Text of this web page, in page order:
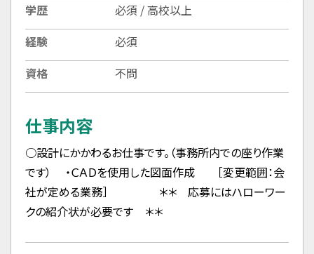
学歴
必須 / 高校以上
経験
必須
資格
不問
仕事内容
○設計にかかわるお仕事です。（事務所内での座り作業
です） ・ＣＡＤを使用した図面作成 ［変更範囲：会
社が定める業務］ ＊＊ 応募にはハローワー
クの紹介状が必要です ＊＊